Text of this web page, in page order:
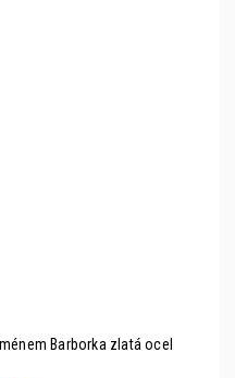
Barborka zlatá ocel